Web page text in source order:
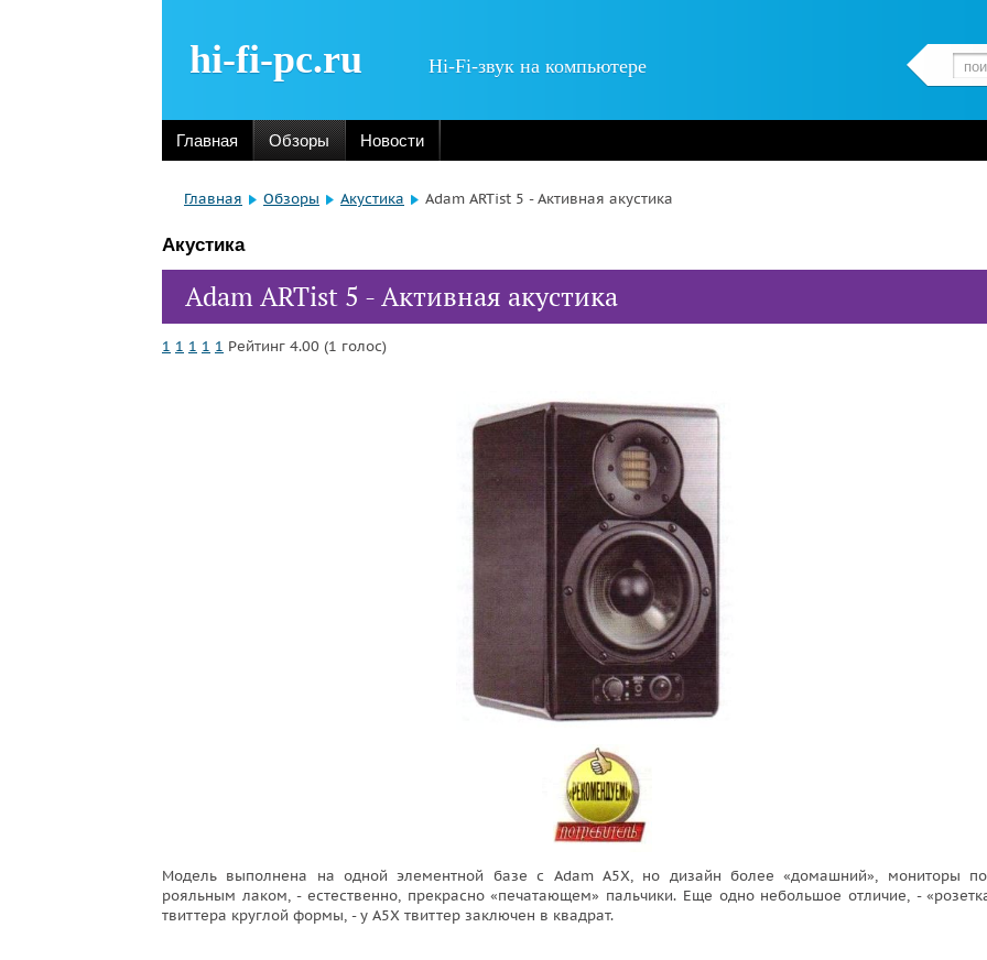
hi-fi-pc.ru Hi-Fi-звук на компьютере
Главная Обзоры Новости
Главная Обзоры Акустика Adam ARTist 5 - Активная акустика
Акустика
Adam ARTist 5 - Активная акустика
1 1 1 1 1 Рейтинг 4.00 (1 голос)
Модель выполнена на одной элементной базе с Adam А5Х, но дизайн более «домашний», мониторы
рояльным лаком, - естественно, прекрасно «печатающем» пальчики. Еще одно небольшое отличие, -
твиттера круглой формы, - у А5Х твиттер заключен в квадрат.